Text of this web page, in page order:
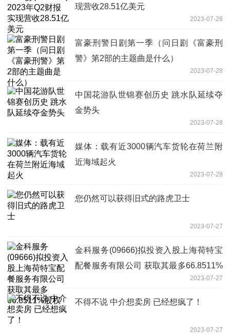
现营收28.51亿美元
2023-07-28
富豪刑警日剧第一季（问日剧《富豪刑
警》第2部的主题曲是什么）
2023-07-28
中国花游队世锦赛创历史 跳水队延续夺
金势头
2023-07-28
媒体：载有近3000辆汽车货轮在荷兰附
近海域起火
2023-07-28
您仍然可以获得旧式的路虎卫士
2023-07-27
金科服务(09666)拟投资入股上海荷特宝
配餐服务有限公司 获取其最多66.8511%
2023-07-27
不得不说 中介想卖房 已经想疯了！
2023-07-27